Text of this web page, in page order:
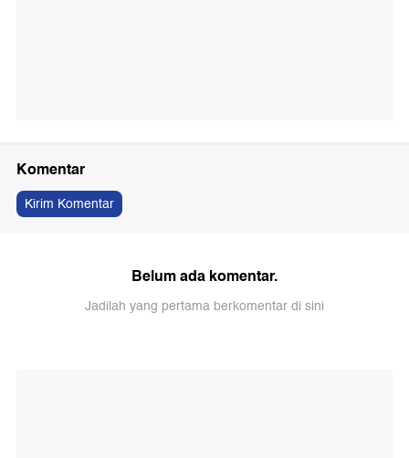
Komentar
Kirim Komentar
Belum ada komentar.
Jadilah yang pertama berkomentar di sini